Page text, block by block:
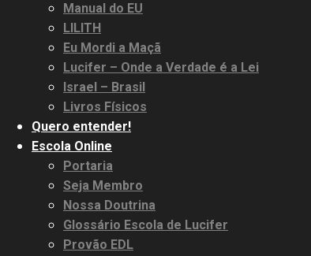
Manual do EU
LILITH
Eu Mordi a Maçã
Lucifer – Onde a Verdade é a Lei
Israel – Brasil
Livros Físicos
Quero entender!
Escola Online
Portaria
Seja Membro
Nossa Doutrina
Glossário Escola de Lucifer
Provão EDL